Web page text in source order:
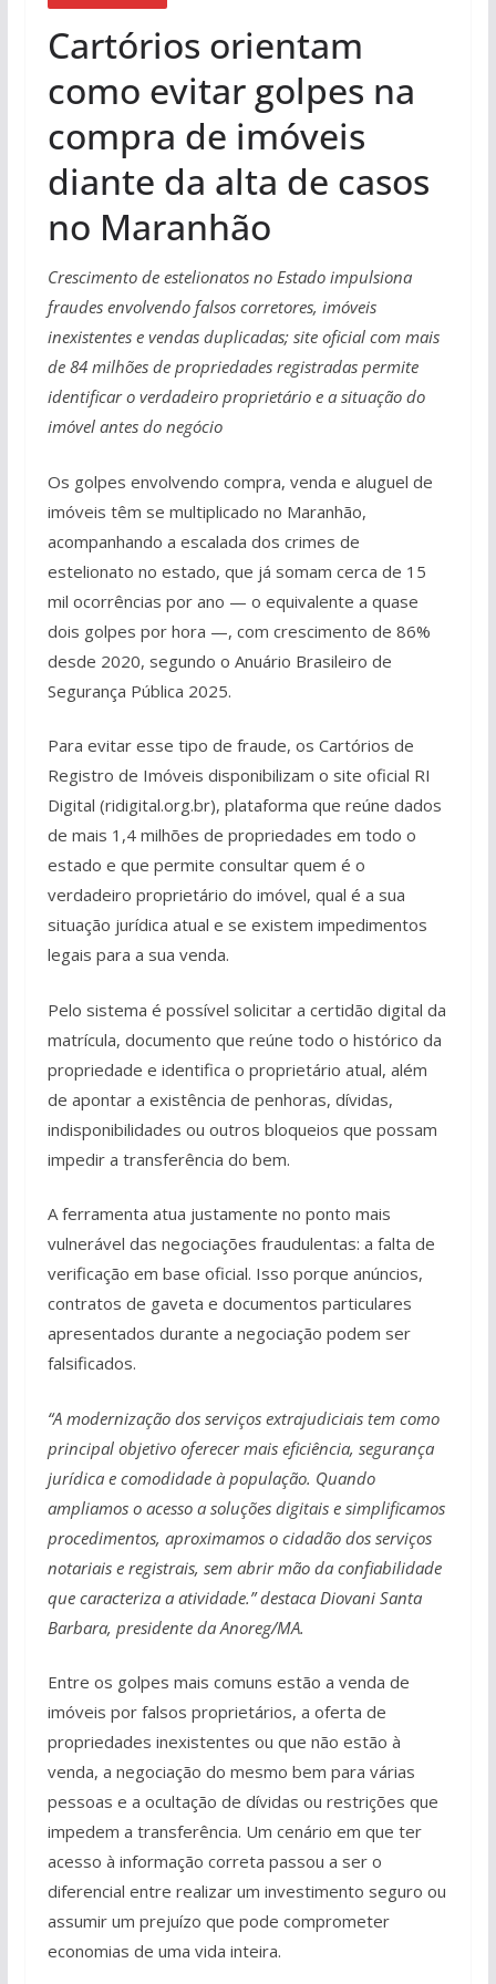
Cartórios orientam
como evitar golpes na
compra de imóveis
diante da alta de casos
no Maranhão
Crescimento de estelionatos no Estado impulsiona
fraudes envolvendo falsos corretores, imóveis
inexistentes e vendas duplicadas; site oficial com mais
de 84 milhões de propriedades registradas permite
identificar o verdadeiro proprietário e a situação do
imóvel antes do negócio
Os golpes envolvendo compra, venda e aluguel de
imóveis têm se multiplicado no Maranhão,
acompanhando a escalada dos crimes de
estelionato no estado, que já somam cerca de 15
mil ocorrências por ano — o equivalente a quase
dois golpes por hora —, com crescimento de 86%
desde 2020, segundo o Anuário Brasileiro de
Segurança Pública 2025.
Para evitar esse tipo de fraude, os Cartórios de
Registro de Imóveis disponibilizam o site oficial RI
Digital (ridigital.org.br), plataforma que reúne dados
de mais 1,4 milhões de propriedades em todo o
estado e que permite consultar quem é o
verdadeiro proprietário do imóvel, qual é a sua
situação jurídica atual e se existem impedimentos
legais para a sua venda.
Pelo sistema é possível solicitar a certidão digital da
matrícula, documento que reúne todo o histórico da
propriedade e identifica o proprietário atual, além
de apontar a existência de penhoras, dívidas,
indisponibilidades ou outros bloqueios que possam
impedir a transferência do bem.
A ferramenta atua justamente no ponto mais
vulnerável das negociações fraudulentas: a falta de
verificação em base oficial. Isso porque anúncios,
contratos de gaveta e documentos particulares
apresentados durante a negociação podem ser
falsificados.
“A modernização dos serviços extrajudiciais tem como
principal objetivo oferecer mais eficiência, segurança
jurídica e comodidade à população. Quando
ampliamos o acesso a soluções digitais e simplificamos
procedimentos, aproximamos o cidadão dos serviços
notariais e registrais, sem abrir mão da confiabilidade
que caracteriza a atividade.” destaca Diovani Santa
Barbara, presidente da Anoreg/MA.
Entre os golpes mais comuns estão a venda de
imóveis por falsos proprietários, a oferta de
propriedades inexistentes ou que não estão à
venda, a negociação do mesmo bem para várias
pessoas e a ocultação de dívidas ou restrições que
impedem a transferência. Um cenário em que ter
acesso à informação correta passou a ser o
diferencial entre realizar um investimento seguro ou
assumir um prejuízo que pode comprometer
economias de uma vida inteira.